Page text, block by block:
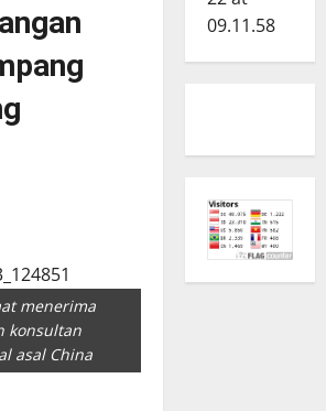
menerima
konsultan
asal China